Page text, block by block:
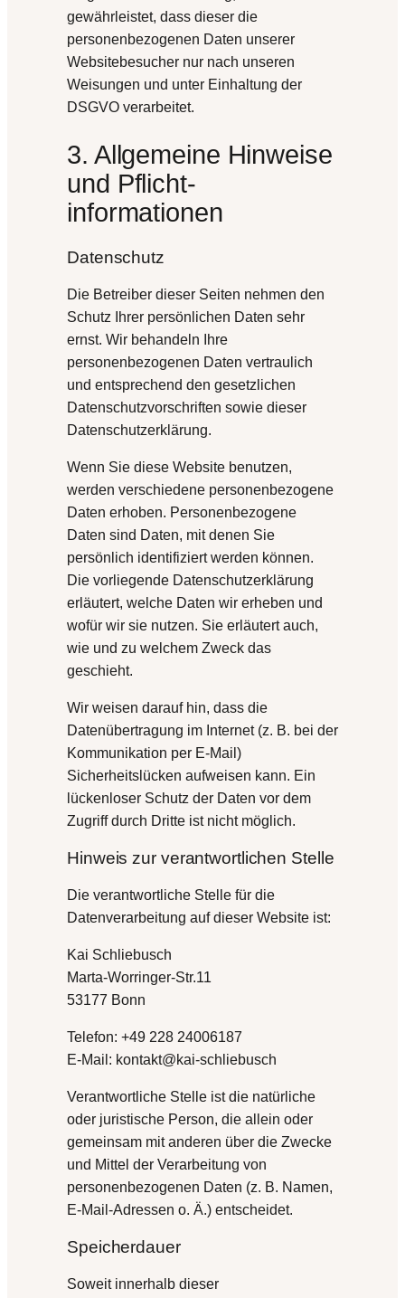
gewährleistet, dass dieser die
personenbezogenen Daten unserer
Websitebesucher nur nach unseren
Weisungen und unter Einhaltung der
DSGVO verarbeitet.
3. Allgemeine Hinweise
und Pflicht­
informationen
Datenschutz
Die Betreiber dieser Seiten nehmen den
Schutz Ihrer persönlichen Daten sehr
ernst. Wir behandeln Ihre
personenbezogenen Daten vertraulich
und entsprechend den gesetzlichen
Datenschutzvorschriften sowie dieser
Datenschutzerklärung.
Wenn Sie diese Website benutzen,
werden verschiedene personenbezogene
Daten erhoben. Personenbezogene
Daten sind Daten, mit denen Sie
persönlich identifiziert werden können.
Die vorliegende Datenschutzerklärung
erläutert, welche Daten wir erheben und
wofür wir sie nutzen. Sie erläutert auch,
wie und zu welchem Zweck das
geschieht.
Wir weisen darauf hin, dass die
Datenübertragung im Internet (z. B. bei der
Kommunikation per E-Mail)
Sicherheitslücken aufweisen kann. Ein
lückenloser Schutz der Daten vor dem
Zugriff durch Dritte ist nicht möglich.
Hinweis zur verantwortlichen Stelle
Die verantwortliche Stelle für die
Datenverarbeitung auf dieser Website ist:
Kai Schliebusch
Marta-Worringer-Str.11
53177 Bonn
Telefon: +49 228 24006187
E-Mail: kontakt@kai-schliebusch
Verantwortliche Stelle ist die natürliche
oder juristische Person, die allein oder
gemeinsam mit anderen über die Zwecke
und Mittel der Verarbeitung von
personenbezogenen Daten (z. B. Namen,
E-Mail-Adressen o. Ä.) entscheidet.
Speicherdauer
Soweit innerhalb dieser